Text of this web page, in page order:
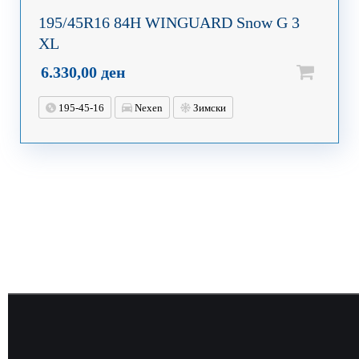
195/45R16 84H WINGUARD Snow G 3
XL
6.330,00 ден
195-45-16 Nexen Зимски